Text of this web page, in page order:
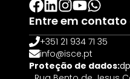
Entre em
+351 21 934 71 35
info@isce.pt
Proteção de dados: